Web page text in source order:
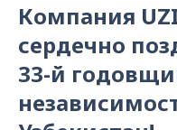
Компания
сердечно
33-й